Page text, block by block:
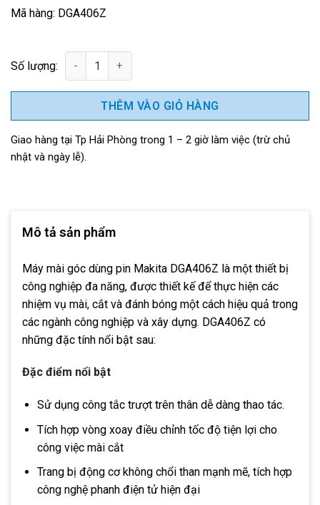
Mã hàng: DGA406Z
Máy mài góc dùng pin Makita DGA406Z (thân máy) số lượng
THÊM VÀO GIỎ HÀNG
Giao hàng tại Tp Hải Phòng trong 1 – 2 giờ làm việc (trừ chủ
nhật và ngày lễ).
Mô tả sản phẩm
Máy mài góc dùng pin Makita DGA406Z là một thiết bị
công nghiệp đa năng, được thiết kế để thực hiện các
nhiệm vụ mài, cắt và đánh bóng một cách hiệu quả trong
các ngành công nghiệp và xây dựng. DGA406Z có
những đặc tính nổi bật sau:
Đặc điểm nổi bật
Sử dụng công tắc trượt trên thân dễ dàng thao tác.
Tích hợp vòng xoay điều chỉnh tốc độ tiện lợi cho
công việc mài cắt
Trang bị động cơ không chổi than mạnh mẽ, tích hợp
công nghệ phanh điện tử hiện đại